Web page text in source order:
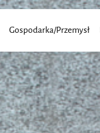
Gospodarka/Przemysł